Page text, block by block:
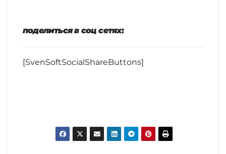
поделиться в соц сетях:
[SvenSoftSocialShareButtons]